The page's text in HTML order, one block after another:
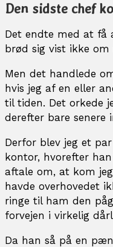
Den sidste chef
Det endte med at få
brød sig vist ikke
Men det handlede
hvis jeg af en eller
til tiden. Det orkede
derefter bare senere
Derfor blev jeg et
kontor, hvorefter
aftale om, at kom
havde overhovedet
ringe til ham den
forvejen i virkelig
Da han så på en